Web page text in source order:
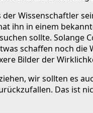
Wissenschaftler
ihn in einem
sollte. Solange
schaffen noch
Bilder der
wir sollten es
Das ist